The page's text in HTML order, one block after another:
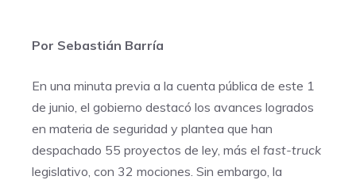
Por Sebastián Barría
En una minuta previa a la cuenta pública de este 1
de junio, el gobierno destacó los avances logrados
en materia de seguridad y plantea que han
despachado 55 proyectos de ley, más el fast-truck
legislativo, con 32 mociones. Sin embargo, la